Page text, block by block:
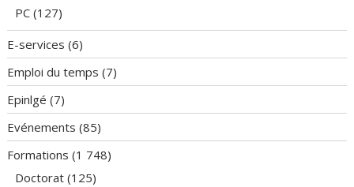
PC (127)
E-services (6)
Emploi du temps (7)
Epinlgé (7)
Evénements (85)
Formations (1 748)
Doctorat (125)